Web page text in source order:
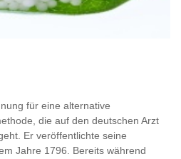
für eine alternative
die auf den deutschen Arzt
Er veröffentlichte seine
Jahre 1796. Bereits während